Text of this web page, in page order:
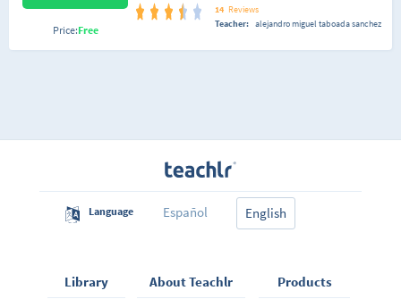
un algoritmo, como poder resolver problemas,
ademas veremos muchísimos ejercicios resueltos y
OperadoresCondiconalesCiclos o BuclesFunciones
14 Reviews
Teacher: alejandro miguel taboada sanchez
Price:Free
Language Español English
Library About Teachlr Products